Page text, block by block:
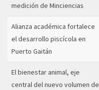
medición de Minciencias
Alianza académica fortalece
el desarrollo piscícola en
Puerto Gaitán
El bienestar animal, eje
central del nuevo volumen de